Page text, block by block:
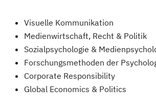
Visuelle Kommunikation
Medienwirtschaft, Recht & Politik
Sozialpsychologie &
Forschungsmethoden der
Corporate Responsibility
Global Economics & Politics